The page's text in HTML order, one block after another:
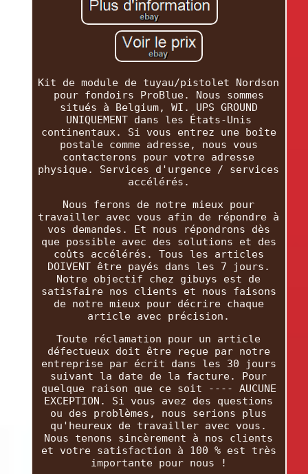
Kit de module de tuyau/pistolet Nordson
pour fondoirs ProBlue. Nous sommes
situés à Belgium, WI. UPS GROUND
UNIQUEMENT dans les États-Unis
continentaux. Si vous entrez une boîte
postale comme adresse, nous vous
contacterons pour votre adresse
physique. Services d'urgence / services
accélérés.
Nous ferons de notre mieux pour
travailler avec vous afin de répondre à
vos demandes. Et nous répondrons dès
que possible avec des solutions et des
coûts accélérés. Tous les articles
DOIVENT être payés dans les 7 jours.
Notre objectif chez gibuys est de
satisfaire nos clients et nous faisons
de notre mieux pour décrire chaque
article avec précision.
Toute réclamation pour un article
défectueux doit être reçue par notre
entreprise par écrit dans les 30 jours
suivant la date de la facture. Pour
quelque raison que ce soit ---- AUCUNE
EXCEPTION. Si vous avez des questions
ou des problèmes, nous serions plus
qu'heureux de travailler avec vous.
Nous tenons sincèrement à nos clients
et votre satisfaction à 100 % est très
importante pour nous !